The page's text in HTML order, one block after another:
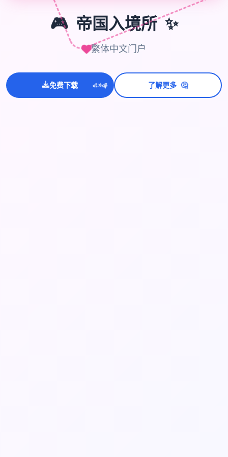
🎮 帝国入境所 ✨
繁体中文门户
免费下载 ✨⭐💫 了解更多 🤔